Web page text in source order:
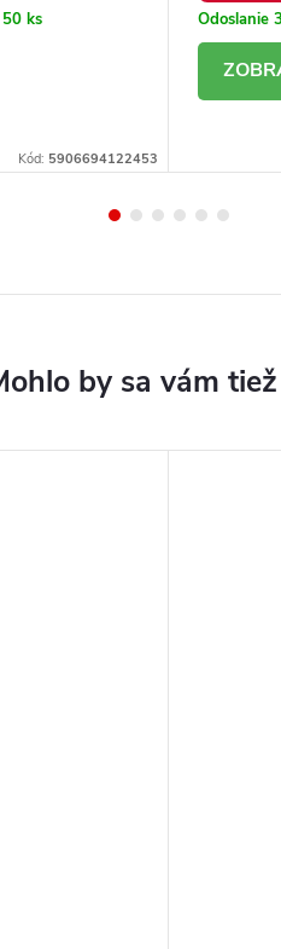
50 ks
Kód: 5906694122453
Odoslanie